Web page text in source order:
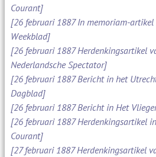
Courant]
[26 februari 1887 In memoriam-
Weekblad]
[26 februari 1887 Herdenkingsartikel
Nederlandsche Spectator]
[26 februari 1887 Bericht in het
Dagblad]
[26 februari 1887 Bericht in Het
[26 februari 1887 Herdenkingsartikel
Courant]
[27 februari 1887 Herdenkingsartikel